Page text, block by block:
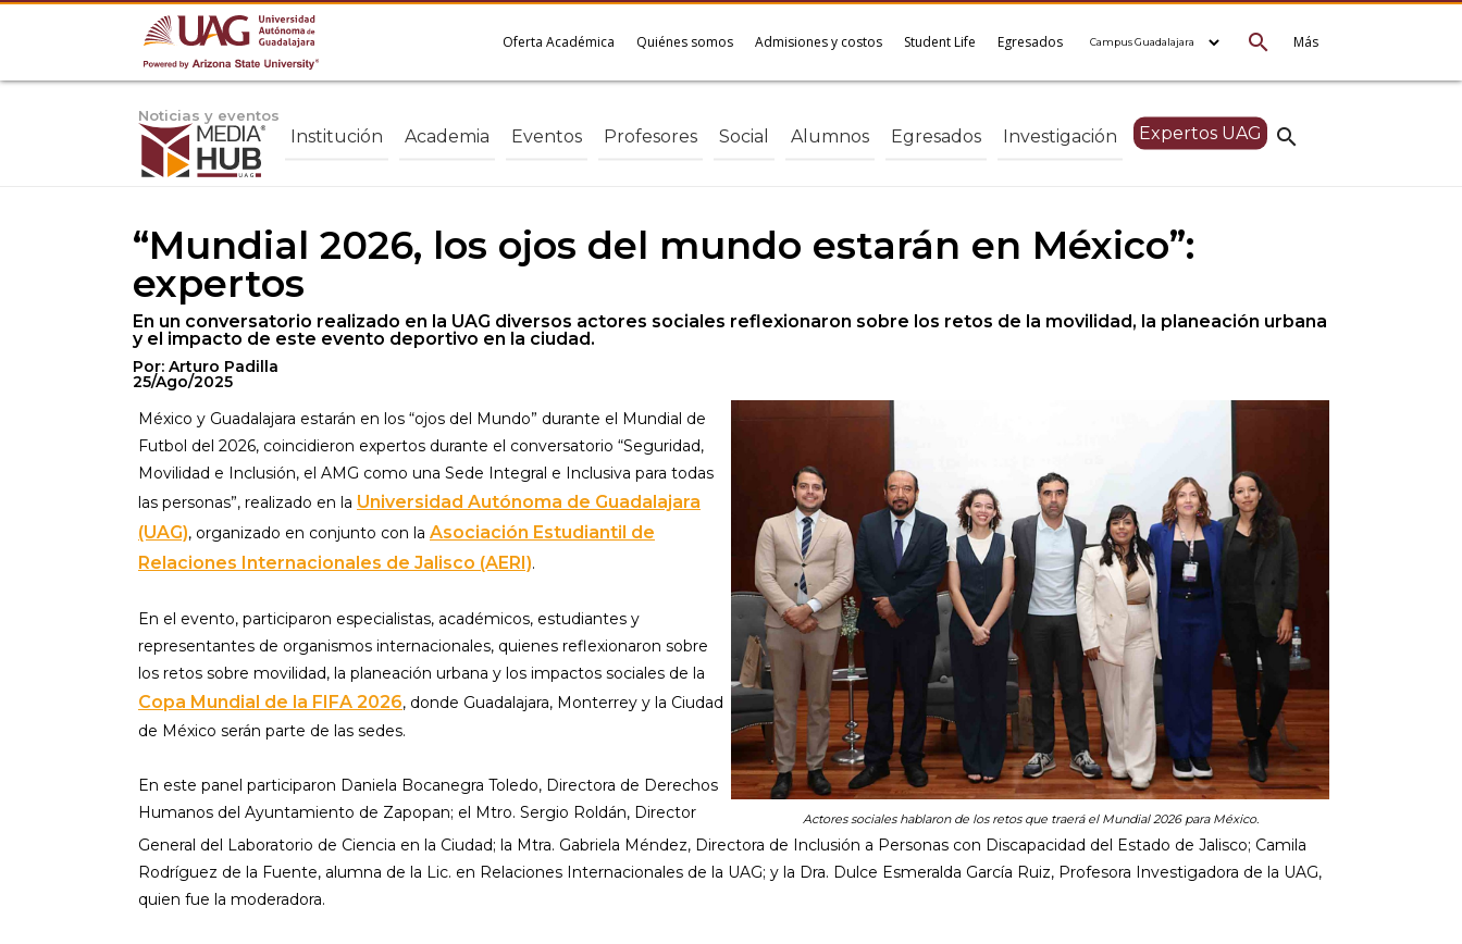
Más
search
Oferta Académica Quiénes somos Admisiones y costos Student Life Egresados
Noticias y eventos
search
Institución Academia Eventos Profesores Social Alumnos Egresados Investigación Expertos UAG
“Mundial 2026, los ojos del mundo estarán en México”:
expertos
En un conversatorio realizado en la UAG diversos actores sociales reflexionaron sobre los retos de la movilidad, la planeación urbana
y el impacto de este evento deportivo en la ciudad.
Por: Arturo Padilla
25/Ago/2025
México y Guadalajara estarán en los “ojos del Mundo” durante el Mundial de
Futbol del 2026, coincidieron expertos durante el conversatorio “Seguridad,
Movilidad e Inclusión, el AMG como una Sede Integral e Inclusiva para todas
las personas”, realizado en la Universidad Autónoma de Guadalajara
(UAG), organizado en conjunto con la Asociación Estudiantil de
Relaciones Internacionales de Jalisco (AERI).
En el evento, participaron especialistas, académicos, estudiantes y
representantes de organismos internacionales, quienes reflexionaron sobre
los retos sobre movilidad, la planeación urbana y los impactos sociales de la
Copa Mundial de la FIFA 2026, donde Guadalajara, Monterrey y la Ciudad
de México serán parte de las sedes.
En este panel participaron Daniela Bocanegra Toledo, Directora de Derechos
Humanos del Ayuntamiento de Zapopan; el Mtro. Sergio Roldán, Director
Actores sociales hablaron de los retos que traerá el Mundial 2026 para México.
General del Laboratorio de Ciencia en la Ciudad; la Mtra. Gabriela Méndez, Directora de Inclusión a Personas con Discapacidad del Estado de Jalisco; Camila
Rodríguez de la Fuente, alumna de la Lic. en Relaciones Internacionales de la UAG; y la Dra. Dulce Esmeralda García Ruiz, Profesora Investigadora de la UAG,
quien fue la moderadora.